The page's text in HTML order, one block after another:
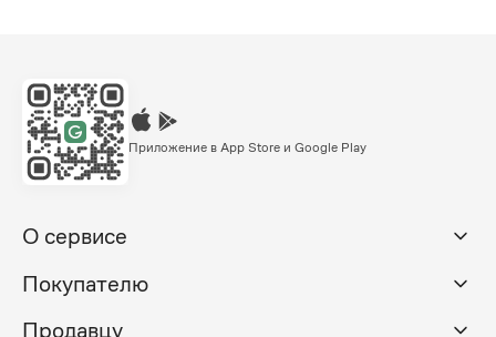
Приложение в App Store и Google Play
О сервисе
Покупателю
Продавцу